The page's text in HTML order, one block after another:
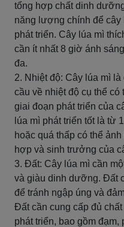
tổng hợp chất dinh
năng lượng chính để
phát triển. Cây lúa mì
cần ít nhất 8 giờ ánh
đa.
2. Nhiệt độ: Cây lúa mì
cầu về nhiệt độ cụ thể có
giai đoạn phát triển của
lúa mì phát triển tốt là từ
hoặc quá thấp có thể
hợp và sinh trưởng của
3. Đất: Cây lúa mì cần
và giàu dinh dưỡng. Đất
để tránh ngập úng và
Đất cần cung cấp đủ
phát triển, bao gồm đạm,